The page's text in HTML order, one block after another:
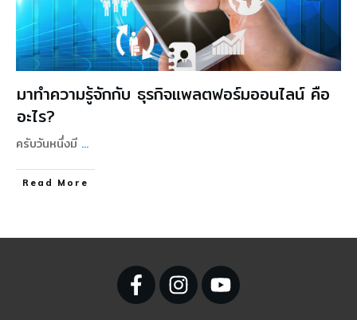
มาทำความรู้จักกับ ธุรกิจแพลตฟอร์มออนไลน์ คือ
อะไร?
ครับวันหนึ่งมี ...
Read More